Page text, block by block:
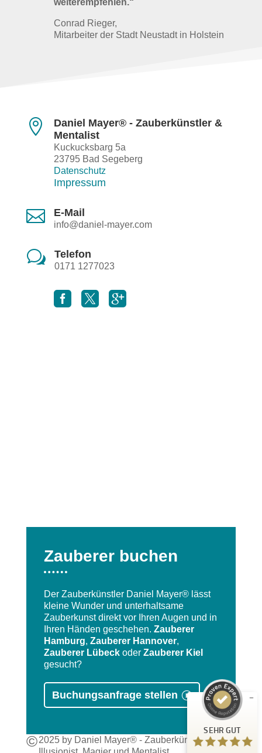
Conrad Rieger,
Mitarbeiter der Stadt Neustadt in Holstein

Daniel Mayer® - Zauberkünstler &
Mentalist
Kuckucksbarg 5a
23795 Bad Segeberg
Datenschutz
Impressum
 E-Mail
info@daniel-mayer.com
w Telefon
0171 1277023
  
Zauberer buchen
Der Zauberkünstler Daniel Mayer® lässt
kleine Wunder und unterhaltsame
Zauberkunst direkt vor Ihren Augen und in
Ihren Händen geschehen. Zauberer
Hamburg, Zauberer Hannover,
Zauberer Lübeckoder Zauberer Kiel
gesucht?
Buchungsanfrage stellen
©2025 by Daniel Mayer® - Zauberkünstler,
SEHR GUT
Kundenbewertungen und Erfahrungen zu
Daniel Mayer - Zauberkünstler
ProvenExpert.com
SEHR GUT
4,90
/
5,00
28
Bewertungen auf
ProvenExpert.com
66
anderen Quellen